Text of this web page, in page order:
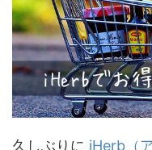
久しぶりに iHerb（